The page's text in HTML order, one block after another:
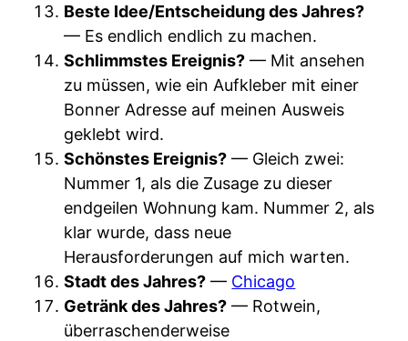
Beste Idee/Entscheidung des Jahres?
— Es endlich endlich zu machen.
Schlimmstes Ereignis? — Mit ansehen
zu müssen, wie ein Aufkleber mit einer
Bonner Adresse auf meinen Ausweis
geklebt wird.
Schönstes Ereignis? — Gleich zwei:
Nummer 1, als die Zusage zu dieser
endgeilen Wohnung kam. Nummer 2, als
klar wurde, dass neue
Herausforderungen auf mich warten.
Stadt des Jahres? — Chicago
Getränk des Jahres? — Rotwein,
überraschenderweise